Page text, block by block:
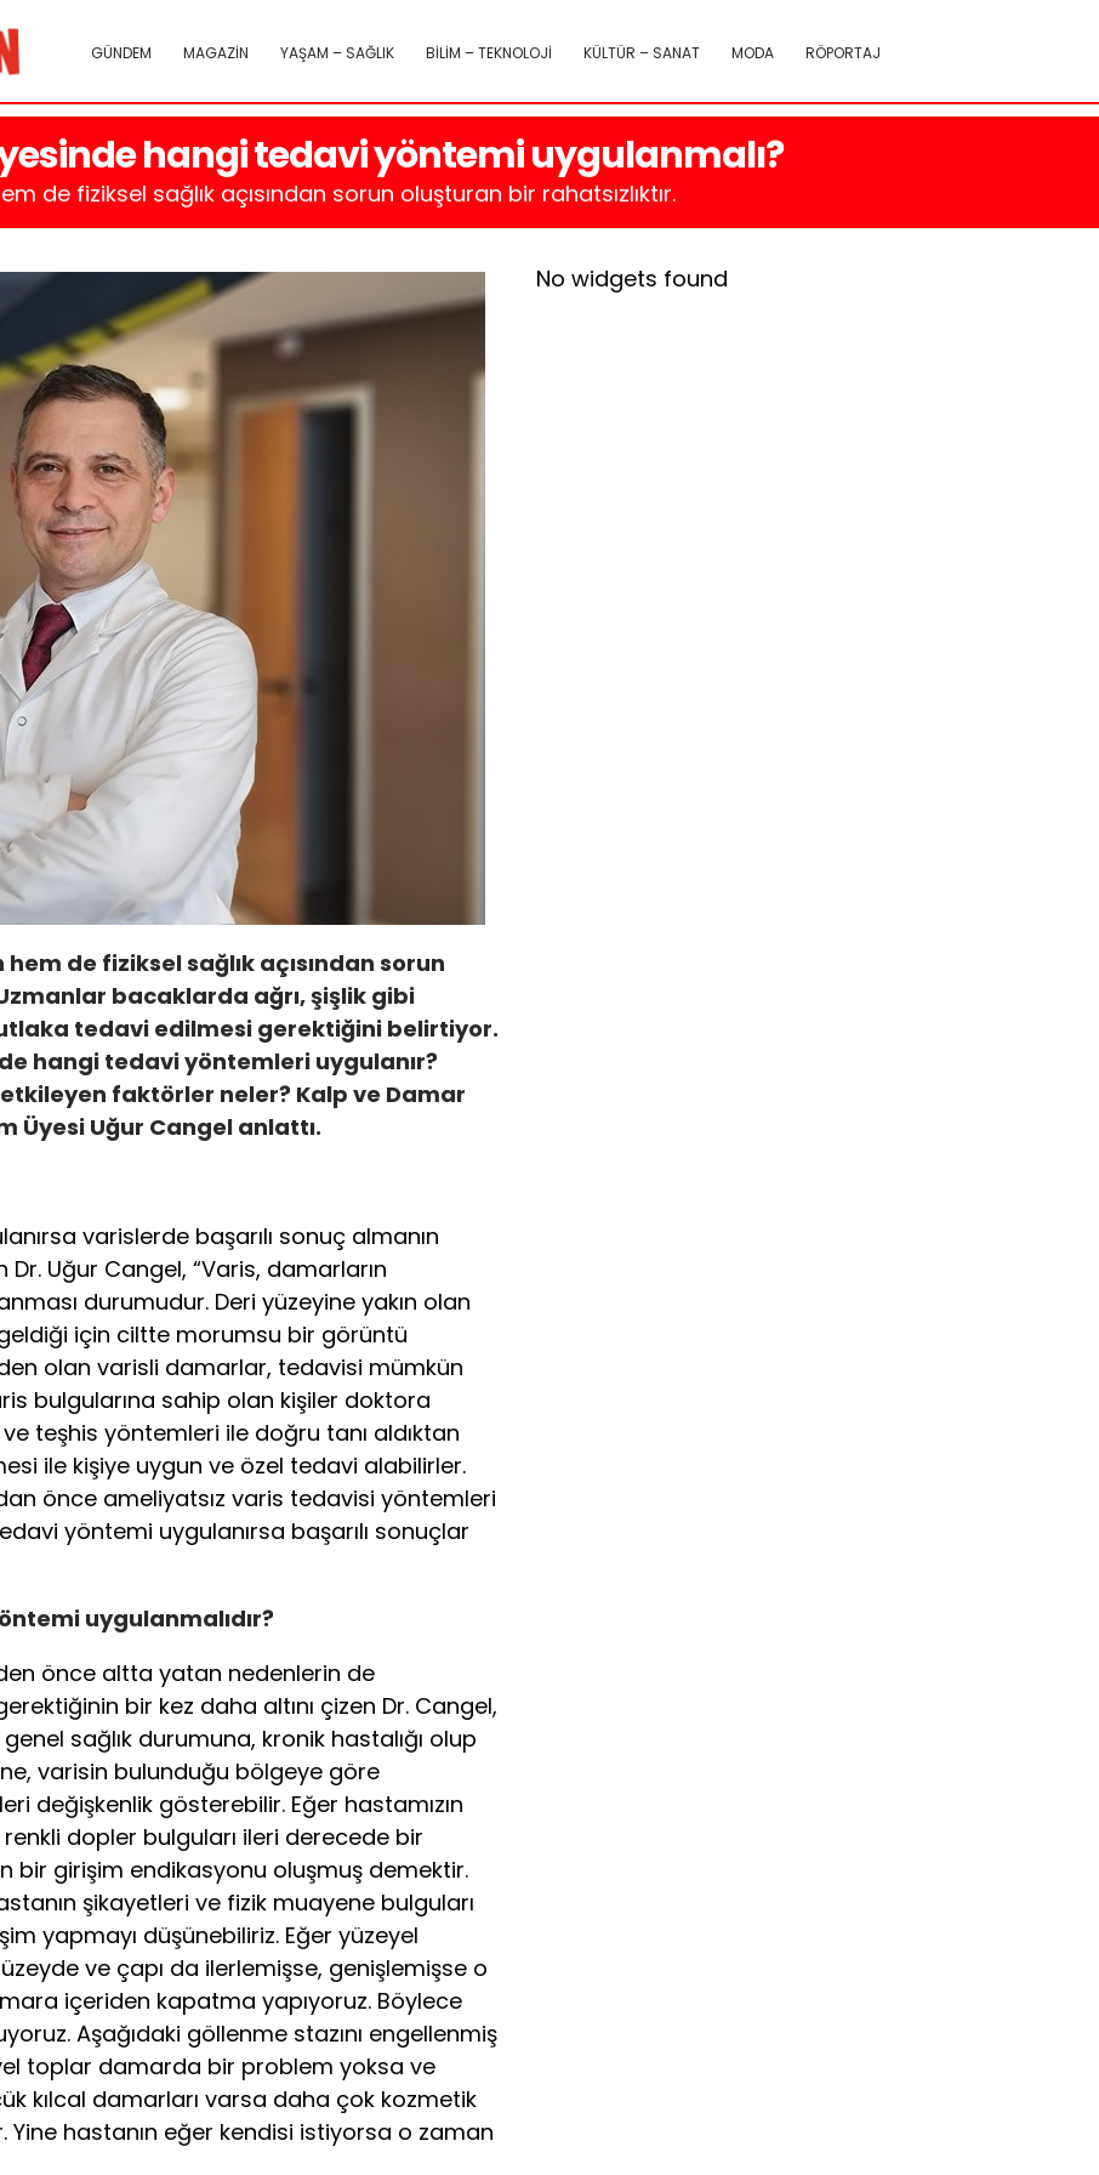
GÜNDEM MAGAZİN YAŞAM – SAĞLIK BİLİM – TEKNOLOJİ KÜLTÜR – SANAT MODA RÖPORTAJ
hangi tedavi yöntemi uygulanmalı?
de fiziksel sağlık açısından sorun oluşturan bir rahatsızlıktır.
de fiziksel sağlık açısından sorun
bacaklarda ağrı, şişlik gibi
tedavi edilmesi gerektiğini belirtiyor.
hangi tedavi yöntemleri uygulanır?
etkileyen faktörler neler? Kalp ve Damar
Üyesi Uğur Cangel anlattı.
varislerde başarılı sonuç almanın
Uğur Cangel, “Varis, damarların
durumudur. Deri yüzeyine yakın olan
için ciltte morumsu bir görüntü
olan varisli damarlar, tedavisi mümkün
bulgularına sahip olan kişiler doktora
teşhis yöntemleri ile doğru tanı aldıktan
ile kişiye uygun ve özel tedavi alabilirler.
önce ameliyatsız varis tedavisi yöntemleri
yöntemi uygulanırsa başarılı sonuçlar
uygulanmalıdır?
önce altta yatan nedenlerin de
bir kez daha altını çizen Dr. Cangel,
sağlık durumuna, kronik hastalığı olup
varisin bulunduğu bölgeye göre
değişkenlik gösterebilir. Eğer hastamızın
dopler bulguları ileri derecede bir
bir girişim endikasyonu oluşmuş demektir.
şikayetleri ve fizik muayene bulguları
yapmayı düşünebiliriz. Eğer yüzeyel
ve çapı da ilerlemişse, genişlemişse o
içeriden kapatma yapıyoruz. Böylece
Aşağıdaki göllenme stazını engellenmiş
toplar damarda bir problem yoksa ve
kılcal damarları varsa daha çok kozmetik
hastanın eğer kendisi istiyorsa o zaman
No widgets found